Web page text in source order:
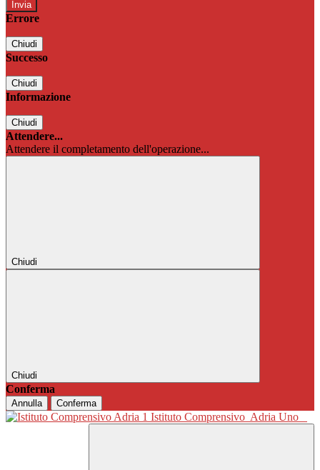
Errore
Chiudi
Successo
Chiudi
Informazione
Chiudi
Attendere...
Attendere il completamento dell'operazione...
Chiudi
Chiudi
Conferma
Annulla Conferma
Istituto Comprensivo Adria Uno